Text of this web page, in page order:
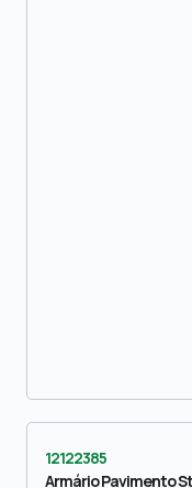
12122385
Armário Pavimento